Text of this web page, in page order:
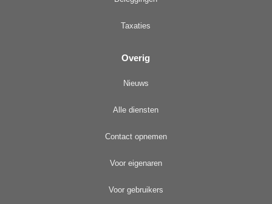
Taxaties
Overig
Nieuws
Alle diensten
Contact opnemen
Voor eigenaren
Voor gebruikers